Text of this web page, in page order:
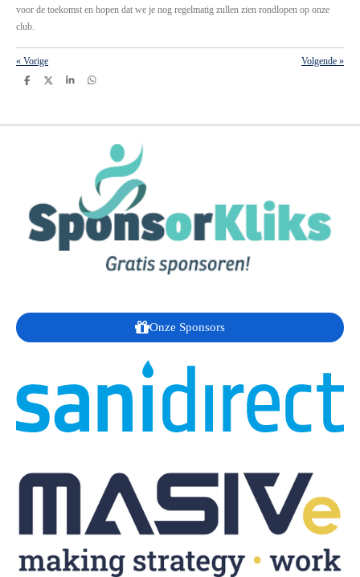
voor de toekomst en hopen dat we je nog regelmatig zullen zien rondlopen op onze
club.
« Vorige Volgende »
D
n
D
S
e
D
n
Onze Sponsors